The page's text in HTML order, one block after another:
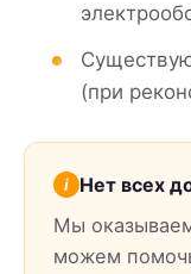
(при
Нет всех
Мы
можем